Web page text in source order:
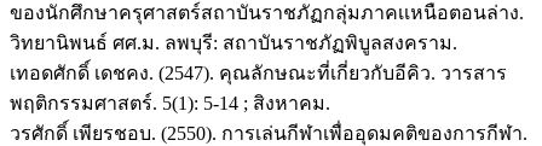
ของนักศึกษาครุศาสตร์สถาบันราชภัฏกลุ่มภาคเเหนือตอนล่าง.
วิทยานิพนธ์ ศศ.ม. ลพบุรี: สถาบันราชภัฏพิบูลสงคราม.
เทอดศักดิ์ เดชคง. (2547). คุณลักษณะที่เกี่ยวกับอีคิว. วารสาร
พฤติกรรมศาสตร์. 5(1): 5-14 ; สิงหาคม.
วรศักดิ์ เพียรชอบ. (2550). การเล่นกีฬาเพื่ออุดมคติของการกีฬา.